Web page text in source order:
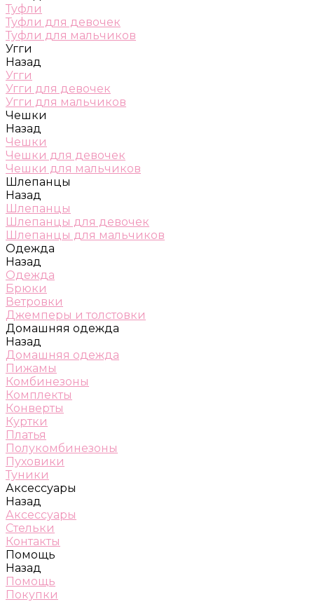
Туфли
Туфли для девочек
Туфли для мальчиков
Угги
Назад
Угги
Угги для девочек
Угги для мальчиков
Чешки
Назад
Чешки
Чешки для девочек
Чешки для мальчиков
Шлепанцы
Назад
Шлепанцы
Шлепанцы для девочек
Шлепанцы для мальчиков
Одежда
Назад
Одежда
Брюки
Ветровки
Джемперы и толстовки
Домашняя одежда
Назад
Домашняя одежда
Пижамы
Комбинезоны
Комплекты
Конверты
Куртки
Платья
Полукомбинезоны
Пуховики
Туники
Аксессуары
Назад
Аксессуары
Стельки
Контакты
Помощь
Назад
Помощь
Покупки